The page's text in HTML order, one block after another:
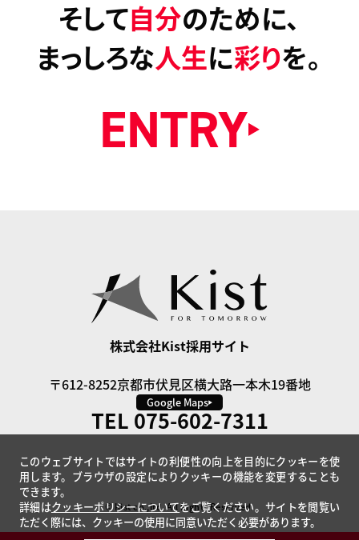
そして自分のために、
まっしろな人生に彩りを。
ENTRY
株式会社Kist採用サイト
〒612-8252京都市伏見区横大路一本木19番地
Google Maps
TEL 075-602-7311
© Kist co.,ltd. All Rights Reserved.
このウェブサイトではサイトの利便性の向上を目的にクッキーを使
用します。ブラウザの設定によりクッキーの機能を変更することも
できます。
詳細はクッキーポリシーについてをご覧ください。サイトを閲覧い
ただく際には、クッキーの使用に同意いただく必要があります。